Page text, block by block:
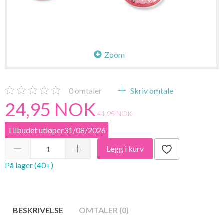
Zoom
0 omtaler Skriv omtale
24,95 NOK 41,95 NOK
Tilbudet utløper31/08/2026
Legg i kurv
På lager (40+)
BESKRIVELSE OMTALER (0)